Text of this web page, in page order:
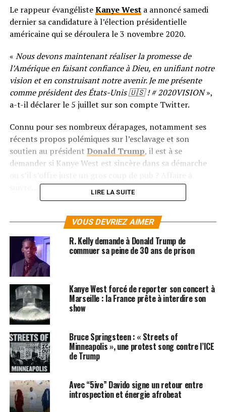
Le rappeur évangélisteKanye Westa annoncé samedi
dernier sa candidature à l’élection présidentielle
américaine qui se déroulera le 3 novembre 2020.
« Nous devons maintenant réaliser la promesse de
l’Amérique en faisant confiance à Dieu, en unifiant notre
vision et en construisant notre avenir. Je me présente
comme président des États-Unis 🇺🇸 ! # 2020VISION»,
a-t-il déclarer le 5 juillet sur son compte Twitter.
Connu pour ses nombreux dérapages, notamment ses
récents propos polémiques sur l’esclavage et son
soutien au président Donald Trump, il est à se
demander si Kanye West est sincère dans sa démarche
ICI
SUJETS ASSOCIÉS: DONALD TRUMP KANYE WEST
LIRE LA SUITE
VOUS DEVRIEZ AIMER
R. Kelly demande à Donald Trump de
commuer sa peine de 30 ans de prison
Kanye West forcé de reporter son concert à
Marseille : la France prête à interdire son
show
Bruce Springsteen : « Streets of
Minneapolis », une protest song contre l’ICE
de Trump
Avec “5ive” Davido signe un retour entre
introspection et énergie afrobeat